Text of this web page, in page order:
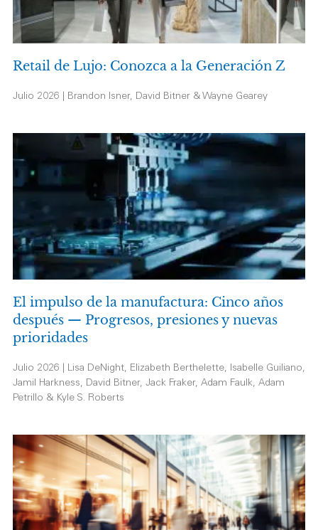
Retail de Lujo: Conozca a la Generación Z
Julio 2026 | Brandon Isner, David Bitner & Wayne Gearey
El impulso de la manufactura: Cinco años
después — Progresos, presiones y nuevas
prioridades
Julio 2026 | Lisa DeNight, Elizabeth Berthelette, Isabelle Guiliano,
Jamil Harkness, David Bitner, Jack Fraker, Adam Faulk, Adam
Petrillo & Kyle S. Roberts